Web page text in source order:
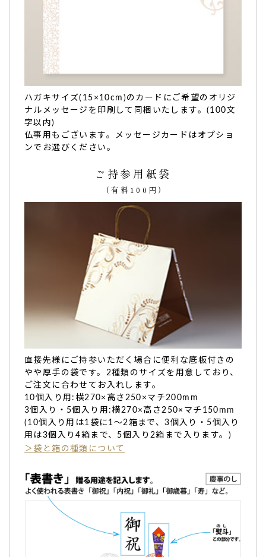
ご購入頂いた商品：
こどもの日 初節句の内祝い 名入れどら
焼き（5個入り）
昨年暮れに生まれた双子の孫が初めて来てくれた
ので、２人の名前を入れたどら焼きを…
昨年暮れに生まれた双子の孫が初めて来てくれたので、２人
大きさも程よく美味しくいただきました。（あき様）
こどもの日 イラスト入りどら焼き(10個
入り)
絵柄もありで楽しく子どもの日！カワイイし、美
味しいし、最高！
絵柄もありで楽しく子どもの日！
カワイイし、美味しいし、最高！
今年はコレにして良かったです。（購入者様）
ご購入頂いた商品：こどもの日 バウムクーヘン(1個入り)
時間どうりに届き、梱包も丁寧で箱も高級感があり、とても
満足です。
また注文したいです。（購入者様）
ご購入頂いた商品：こどもの日 イラスト入りどら焼き（3個
ハガキサイズ(15×10cm)のカードにご希望のオリジ
ナルメッセージを印刷して同梱いたします。(100文
字以内)
仏事用もございます。メッセージカードはオプショ
ンでお選びください。
ご持参用紙袋
(有料100円)
直接先様にご持参いただく場合に便利な底板付きの
やや厚手の袋です。2種類のサイズを用意しており、
ご注文に合わせてお入れします。
10個入り用:横270×高さ250×マチ200mm
3個入り・5個入り用:横270×高さ250×マチ150mm
(10個入り用は1袋に1～2箱まで、3個入り・5個入り
用は3個入り4箱まで、5個入り2箱まで入ります。)
＞袋と箱の種類について